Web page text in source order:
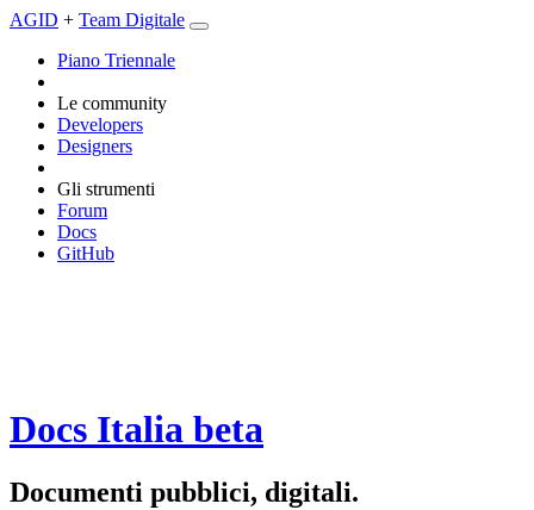
AGID + Team Digitale
Piano Triennale
Le community
Developers
Designers
Gli strumenti
Forum
Docs
GitHub
Docs Italia beta
Documenti pubblici, digitali.